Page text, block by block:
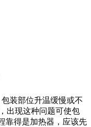
装部位升温缓慢或不
出现这种问题可使包
靠得是加热器，应该先